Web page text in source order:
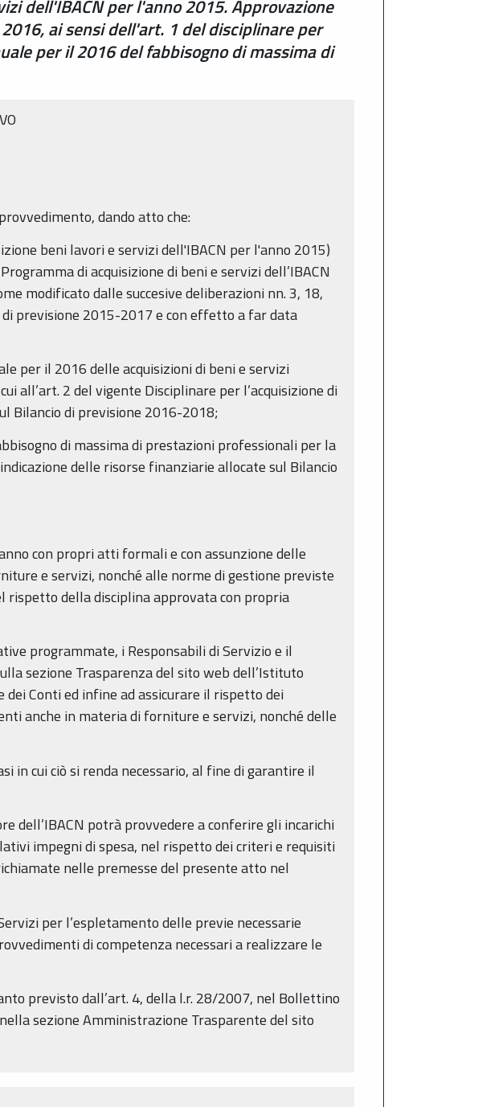
dell'IBACN per l'anno 2015. Approvazione
ai sensi dell'art. 1 del disciplinare per
per il 2016 del fabbisogno di massima di
dando atto che:
beni lavori e servizi dell'IBACN per l'anno 2015)
di acquisizione di beni e servizi dell’IBACN
modificato dalle succesive deliberazioni nn. 3, 18,
previsione 2015-2017 e con effetto a far data
per il 2016 delle acquisizioni di beni e servizi
all’art. 2 del vigente Disciplinare per l’acquisizione di
Bilancio di previsione 2016-2018;
di massima di prestazioni professionali per la
delle risorse finanziarie allocate sul Bilancio
con propri atti formali e con assunzione delle
e servizi, nonché alle norme di gestione previste
rispetto della disciplina approvata con propria
programmate, i Responsabili di Servizio e il
sezione Trasparenza del sito web dell’Istituto
Conti ed infine ad assicurare il rispetto dei
anche in materia di forniture e servizi, nonché delle
in cui ciò si renda necessario, al fine di garantire il
dell’IBACN potrà provvedere a conferire gli incarichi
impegni di spesa, nel rispetto dei criteri e requisiti
nelle premesse del presente atto nel
per l’espletamento delle previe necessarie
di competenza necessari a realizzare le
previsto dall’art. 4, della l.r. 28/2007, nel Bollettino
sezione Amministrazione Trasparente del sito